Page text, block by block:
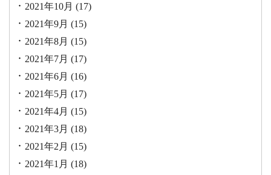
2021年10月 (17)
2021年9月 (15)
2021年8月 (15)
2021年7月 (17)
2021年6月 (16)
2021年5月 (17)
2021年4月 (15)
2021年3月 (18)
2021年2月 (15)
2021年1月 (18)